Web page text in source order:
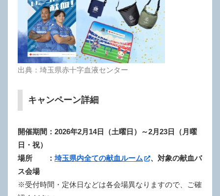
出典：埼玉県赤十字血液センター
キャンペーン詳細
開催期間：2026年2月14日（土曜日）～2月23日（月曜
日・祝）
場所 ：埼玉県内全ての献血ルーム
、対象の献血バ
ス会場
※受付時間・定休日などは各会場異なりますので、ご確